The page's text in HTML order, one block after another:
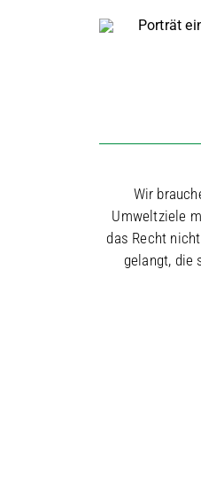
Wir
Umweltziele
das Recht
gelangt, die